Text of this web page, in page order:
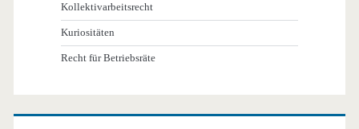
Kollektivarbeitsrecht
Kuriositäten
Recht für Betriebsräte